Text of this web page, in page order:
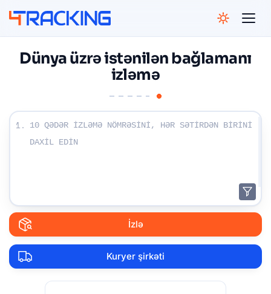
Dünya üzrə istənilən bağlamanı
izləmə
İzləmə nömrələrinizi daxil edin:
1.
İzlə
Kuryer şirkəti